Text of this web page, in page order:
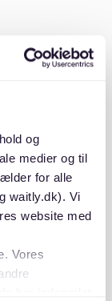
og
medier og til
for alle
waitly.dk). Vi
website med
Vores